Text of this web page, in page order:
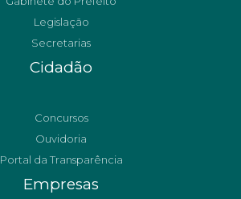
Legislação
Secretarias
Cidadão
Concursos
Ouvidoria
Portal da Transparência
Empresas